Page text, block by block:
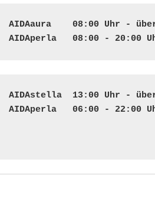
08:00 Uhr - über
AIDAperla   08:00 - 20:00
13:00 Uhr - über
06:00 - 22:00